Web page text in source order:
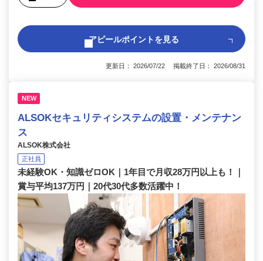
アピールポイントを見る
更新日： 2026/07/22 掲載終了日： 2026/08/31
NEW
ALSOKセキュリティシステムの設置・メンテナン
ス
ALSOK株式会社
正社員
未経験OK・知識ゼロOK｜1年目で月収28万円以上も！｜
賞与平均137万円｜20代30代多数活躍中！